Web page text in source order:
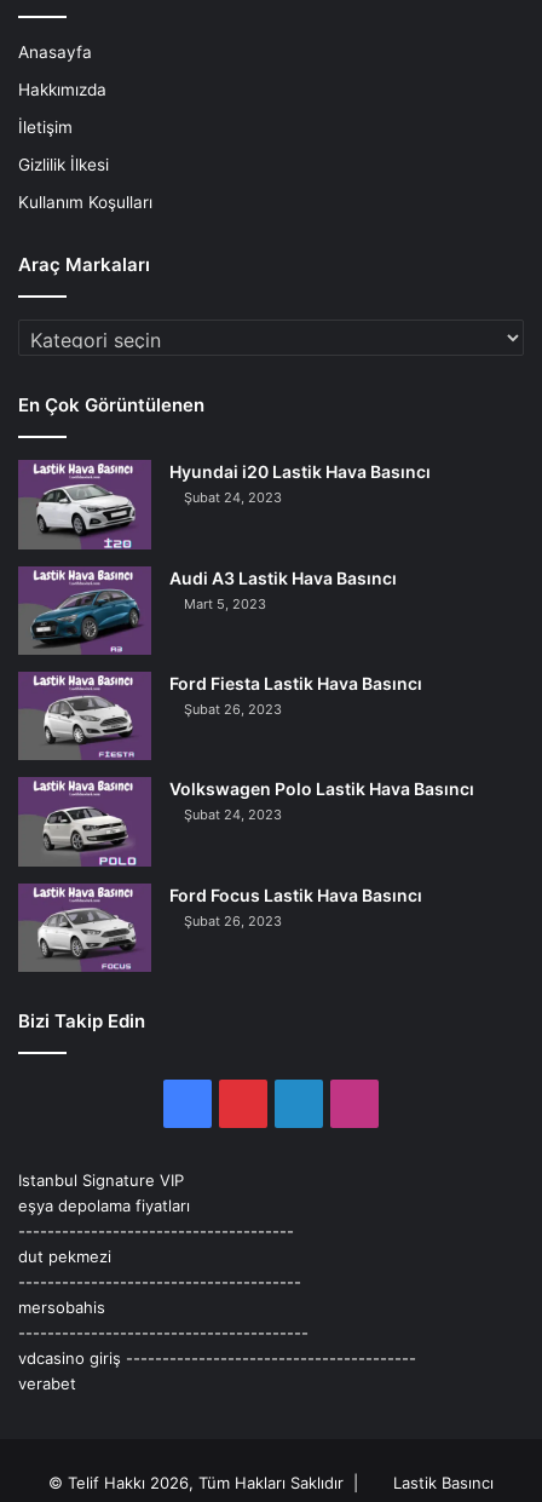
Anasayfa
Hakkımızda
İletişim
Gizlilik İlkesi
Kullanım Koşulları
Araç Markaları
Araç
En Çok Görüntülenen
Hyundai i20 Lastik Hava Basıncı
Şubat 24, 2023
Audi A3 Lastik Hava Basıncı
Mart 5, 2023
Ford Fiesta Lastik Hava Basıncı
Şubat 26, 2023
Volkswagen Polo Lastik Hava Basıncı
Şubat 24, 2023
Ford Focus Lastik Hava Basıncı
Şubat 26, 2023
Bizi Takip Edin
Istanbul Signature VIP
eşya depolama fiyatları
--------------------------------------
dut pekmezi
---------------------------------------
mersobahis
----------------------------------------
vdcasino giriş ----------------------------------------
verabet
© Telif Hakkı 2026, Tüm Hakları Saklıdır | Lastik Basıncı